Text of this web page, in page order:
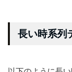
長い時系列